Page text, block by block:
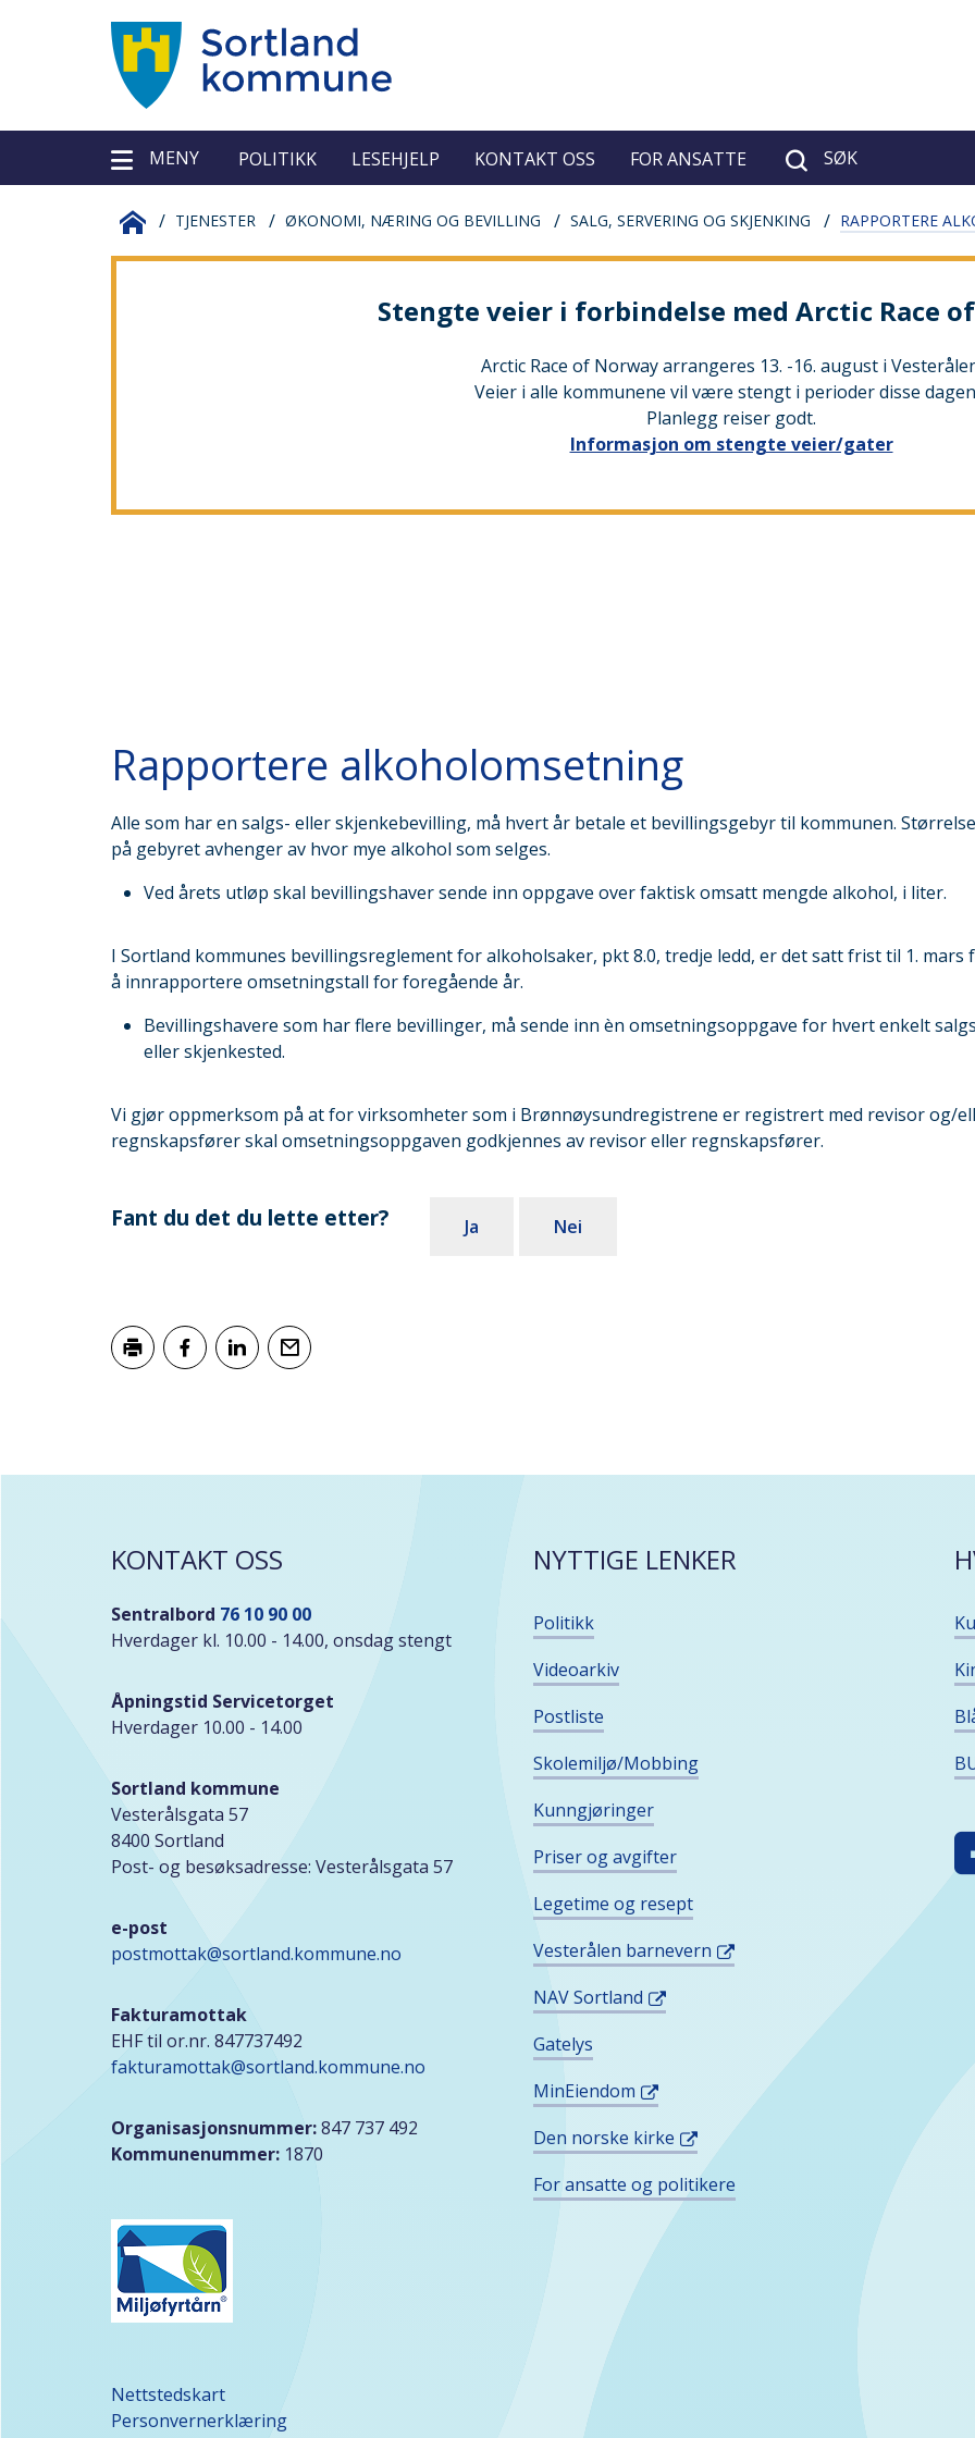
Sortland
kommune
MENY Verktøy
POLITIKK LESEHJELP KONTAKT OSS FOR ANSATTE SØK
Du SORTLAND
TJENESTER ØKONOMI, NÆRING OG BEVILLING SALG, SERVERING OG SKJENKING RAPPORTERE
Stengte veier i forbindelse med Arctic Race
Arctic Race of Norway arrangeres 13. -16. august i
Veier i alle kommunene vil være stengt i perioder disse
Planlegg reiser godt.
Informasjon om stengte veier/gater
Rapportere alkoholomsetning
Alle som har en salgs- eller skjenkebevilling, må hvert år betale et bevillingsgebyr til kommunen.
på gebyret avhenger av hvor mye alkohol som selges.
Ved årets utløp skal bevillingshaver sende inn oppgave over faktisk omsatt mengde alkohol, i liter.
I Sortland kommunes bevillingsreglement for alkoholsaker, pkt 8.0, tredje ledd, er det satt frist til 1. mars
å innrapportere omsetningstall for foregående år.
Bevillingshavere som har flere bevillinger, må sende inn èn omsetningsoppgave for hvert enkelt
eller skjenkested.
Vi gjør oppmerksom på at for virksomheter som i Brønnøysundregistrene er registrert med revisor og/
regnskapsfører skal omsetningsoppgaven godkjennes av revisor eller regnskapsfører.
Fant du det du lette etter? Ja Nei
KONTAKT OSS
Sentralbord 76 10 90 00
Hverdager kl. 10.00 - 14.00, onsdag stengt
Åpningstid Servicetorget
Hverdager 10.00 - 14.00
Sortland kommune
Vesterålsgata 57
8400 Sortland
Post- og besøksadresse: Vesterålsgata 57
e-post
postmottak@sortland.kommune.no
Fakturamottak
EHF til or.nr. 847737492
fakturamottak@sortland.kommune.no
Organisasjonsnummer:847 737 492
Kommunenummer: 1870
Nettstedskart
Personvernerklæring
NYTTIGE LENKER
Politikk
Videoarkiv
Postliste
Skolemiljø/Mobbing
Kunngjøringer
Priser og avgifter
Legetime og resept
Vesterålen barnevern
NAV Sortland
Gatelys
MinEiendom
Den norske kirke
For ansatte og politikere